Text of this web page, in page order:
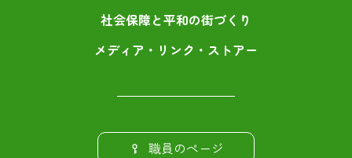
社会保障と平和の街づくり
メディア・リンク・ストアー
職員のページ